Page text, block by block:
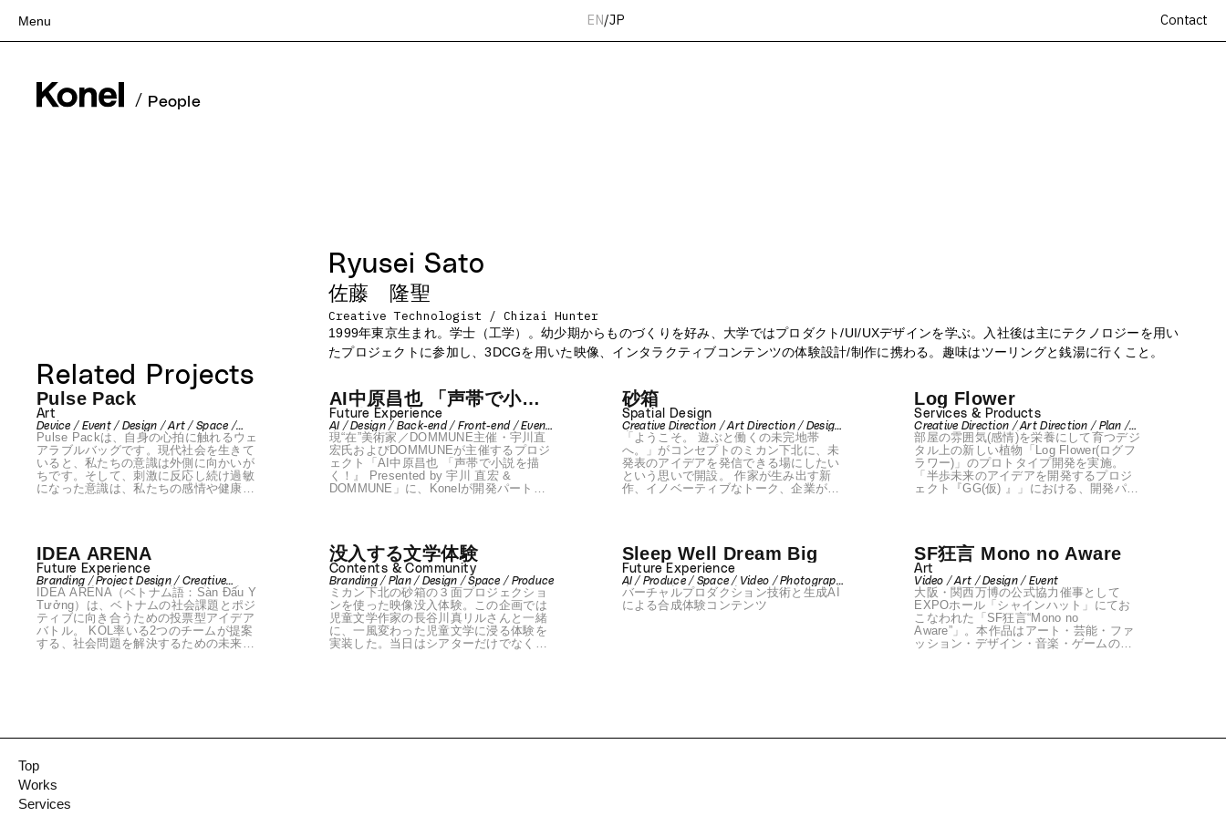
Menu EN/JP Contact
Works
/ People
Ryusei Sato
佐藤 隆聖
Creative Technologist / Chizai Hunter
1999年東京生まれ。学士（工学）。幼少期からものづくりを好み、大学ではプロダクト/UI/UXデザインを学ぶ。入社後は主にテクノロジーを用い
たプロジェクトに参加し、3DCGを用いた映像、インタラクティブコンテンツの体験設計/制作に携わる。趣味はツーリングと銭湯に行くこと。
Related Projects
Pulse Pack
Art
Device / Event / Design / Art / Space /
Prototyping / Product
Pulse Packは、自身の心拍に触れるウェ
アラブルバッグです。現代社会を生きて
いると、私たちの意識は外側に向かいが
ちです。そして、刺激に反応し続け過敏
になった意識は、私たちの感情や健康に
AI中原昌也 「声帯で小説
を描く！」 Presented by
宇川 直宏 & DOMMUNE
Future Experience
AI / Design / Back-end / Front-end / Event
/ Device / Art Direction
現“在”美術家／DOMMUNE主催・宇川直
宏氏およびDOMMUNEが主催するプロジ
ェクト「AI中原昌也 「声帯で小説を描
く！』 Presented by 宇川 直宏 &
DOMMUNE」に、Konelが開発パートナ
シル｜2025年度 ライフウィズアート助
成、DIG SHIBUYA 2026 オフィシャルプ
ログラム
砂箱
Spatial Design
Creative Direction / Art Direction / Design
/ Space / Produce
「ようこそ。 遊ぶと働くの未完地帯
へ。」がコンセプトのミカン下北に、未
発表のアイデアを発信できる場にしたい
という思いで開設。 作家が生み出す新
作、イノベーティブなトーク、企業が検
き、誰もが未知と遭遇できることを後押
しする空間。 またメタバース空間「砂バ
ース」を併設することで、デジタルアー
トやインスタレーション展示など、表現
の可能性の拡張も可能。
Log Flower
Services & Products
Creative Direction / Art Direction / Plan /
Copywrite / Event / Communication
Design / Back-end / Front-end / Design /
Art / Space / Produce / Prototyping
部屋の雰囲気(感情)を栄養にして育つデジ
タル上の新しい植物「Log Flower(ログフ
ラワー)」のプロトタイプ開発を実施。
「半歩未来のアイデアを開発するプロジ
ェクト『GG(仮) 』」における、開発パー
IDEA ARENA
Future Experience
Branding / Project Design / Creative
Direction / Art Direction / Plan / Web /
Event / Communication Design / Front-
end / Design / Space / Produce /
Prototyping / Product
IDEA ARENA（ベトナム語：Sàn Đấu Ý
Tưởng）は、ベトナムの社会課題とポジ
ティブに向き合うための投票型アイデア
バトル。 KOL率いる2つのチームが提案
する、社会問題を解決するための未来プ
ルキャンペーンとして実施され、「日越
外交関係樹立50周年」の記念プロジェク
トにも採択されている。
没入する文学体験
Contents & Community
Branding / Plan / Design / Space / Produce
ミカン下北の砂箱の３面プロジェクショ
ンを使った映像没入体験。この企画では
児童文学作家の長谷川真リルさんと一緒
に、一風変わった児童文学に浸る体験を
実装した。当日はシアターだけでなく、
Sleep Well Dream Big
Future Experience
AI / Produce / Space / Video / Photograph
/ Design / Front-end / Back-end / Event /
PR
バーチャルプロダクション技術と生成AI
による合成体験コンテンツ
SF狂言 Mono no Aware
Art
Video / Art / Design / Event
大阪・関西万博の公式協力催事として
EXPOホール「シャインハット」にてお
こなわれた「SF狂言“Mono no
Aware”」。本作品はアート・芸能・ファ
ッション・デザイン・音楽・ゲームの分
Top
Works
Services